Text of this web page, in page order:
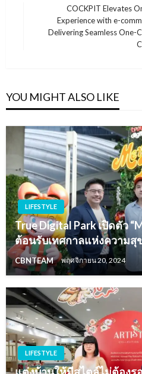
Next
COCKPIT Elevates
Experience with e-
Delivering Seamless One-
YOU MIGHT ALSO LIKE
LIFESTYLE
True Digital Park เปิดตัว
ต้อนรับเทศกาลแห่งความสุ
CBNTEAM พฤศจิกายน 20, 2024
LIFESTYLE